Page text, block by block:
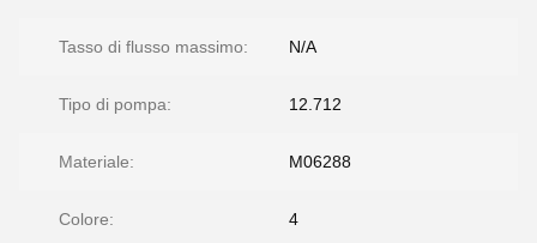
Tasso di flusso massimo: N/A
Tipo di pompa: 12.712
Materiale: M06288
Colore: 4